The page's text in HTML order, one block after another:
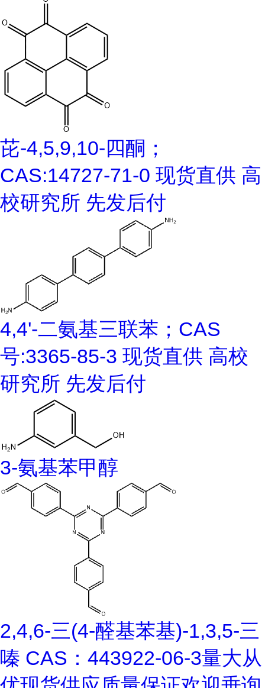
芘-4,5,9,10-四酮；
CAS:14727-71-0 现货直供 高
校研究所 先发后付
4,4'-二氨基三联苯；CAS
号:3365-85-3 现货直供 高校
研究所 先发后付
3-氨基苯甲醇
2,4,6-三(4-醛基苯基)-1,3,5-三
嗪 CAS：443922-06-3量大从